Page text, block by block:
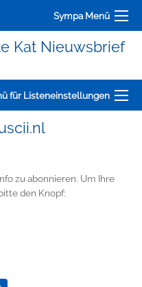
Sympa Menü
Kat Nieuwsbrief
für Listeneinstellungen
zu abonnieren. Um Ihre
den Knopf: